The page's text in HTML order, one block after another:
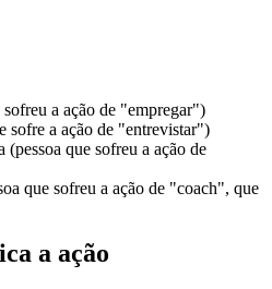
a ação de "empregar")
sofre a ação de "entrevistar")
(pessoa que sofreu a ação de
que sofreu a ação de "coach", que
a ação